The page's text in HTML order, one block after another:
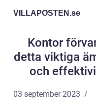
VILLAPOSTEN.se
Kontor
detta viktiga
och
03 september 2023